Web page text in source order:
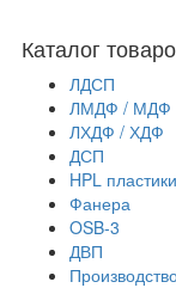
Каталог
ЛДСП
ЛМДФ / МДФ
ЛХДФ / ХДФ
ДСП
HPL пластики
Фанера
OSB-3
ДВП